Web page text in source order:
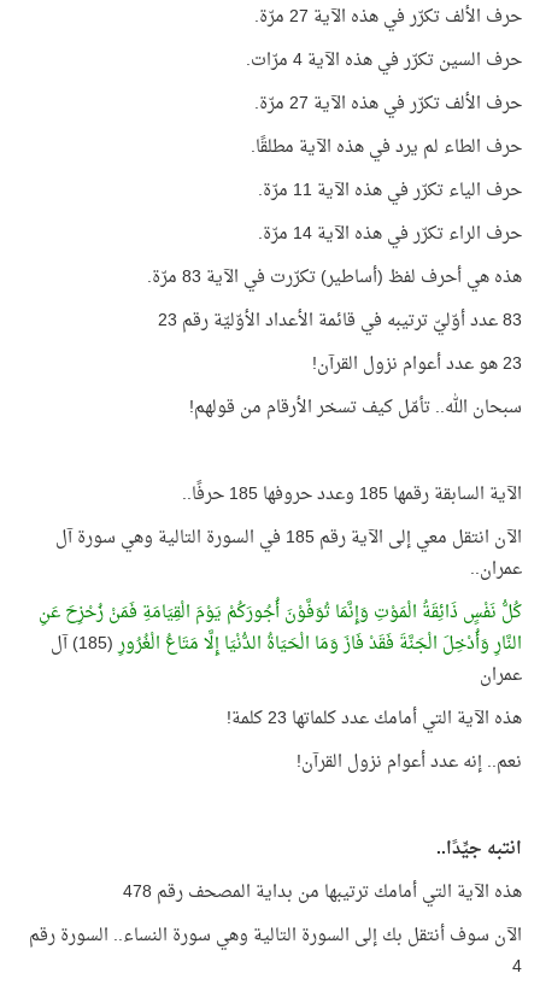
حرف الألف تكرّر في هذه الآية 27 مرّة.
حرف السين تكرّر في هذه الآية 4 مرّات.
حرف الألف تكرّر في هذه الآية 27 مرّة.
حرف الطاء لم يرد في هذه الآية مطلقًا.
حرف الياء تكرّر في هذه الآية 11 مرّة.
حرف الراء تكرّر في هذه الآية 14 مرّة.
هذه هي أحرف لفظ (أساطير) تكرّرت في الآية 83 مرّة.
83 عدد أوّليّ ترتيبه في قائمة الأعداد الأوّليّة رقم 23
23 هو عدد أعوام نزول القرآن!
سبحان الله.. تأمّل كيف تسخر الأرقام من قولهم!
الآية السابقة رقمها 185 وعدد حروفها 185 حرفًا..
الآن انتقل معي إلى الآية رقم 185 في السورة التالية وهي سورة آل
عمران..
كُلُّ نَفْسٍ ذَائِقَةُ الْمَوْتِ وَإِنَّمَا تُوَفَّوْنَ أُجُورَكُمْ يَوْمَ الْقِيَامَةِ فَمَنْ زُحْزِحَ عَنِ
النَّارِ وَأُدْخِلَ الْجَنَّةَ فَقَدْ فَازَ وَمَا الْحَيَاةُ الدُّنْيَا إِلَّا مَتَاعُ الْغُرُورِ
(185) آل
عمران
هذه الآية التي أمامك عدد كلماتها 23 كلمة!
نعم.. إنه عدد أعوام نزول القرآن!
انتبه جيِّدًا..
هذه الآية التي أمامك ترتيبها من بداية المصحف رقم 478
الآن سوف أنتقل بك إلى السورة التالية وهي سورة النساء.. السورة رقم
4